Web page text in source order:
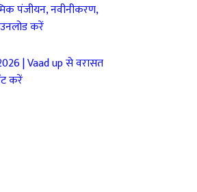
पंजीयन, नवीनीकरण,
करें
| Vaad up से वरासत
करें